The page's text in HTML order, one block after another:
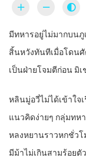
มีทหารอยู่ไม่มากบน
สิ้นหวังทันทีเมื่อโดน
เป็นฝ่ายโจมตีก่อน มิ
หลินมู่อวี่ไม่ได้เข้าใจ
แนวคิดง่ายๆ กลุ่มทห
หลงหยานราวหกชั่วโ
มีม้าไม่เกินสามร้อยตั